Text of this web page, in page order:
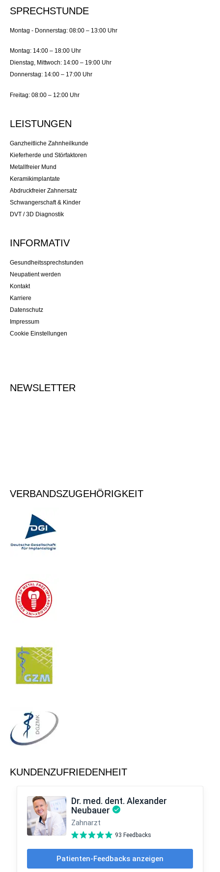
SPRECHSTUNDE
Montag - Donnerstag: 08:00 – 13:00 Uhr
Montag: 14:00 – 18:00 Uhr
Dienstag, Mittwoch: 14:00 – 19:00 Uhr
Donnerstag: 14:00 – 17:00 Uhr
Freitag: 08:00 – 12:00 Uhr
LEISTUNGEN
Ganzheitliche Zahnheilkunde
Kieferherde und Störfaktoren
Metallfreier Mund
Keramikimplantate
Abdruckfreier Zahnersatz
Schwangerschaft & Kinder
DVT / 3D Diagnostik
INFORMATIV
Gesundheitssprechstunden
Neupatient werden
Kontakt
Karriere
Datenschutz
Impressum
Cookie Einstellungen
NEWSLETTER
VERBANDSZUGEHÖRIGKEIT
KUNDENZUFRIEDENHEIT